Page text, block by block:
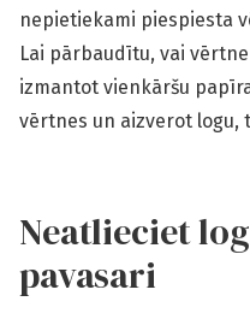
nepietiekami piespiesta
Lai pārbaudītu, vai
izmantot vienkāršu
vērtnes un aizverot
Neatlieciet
pavasari